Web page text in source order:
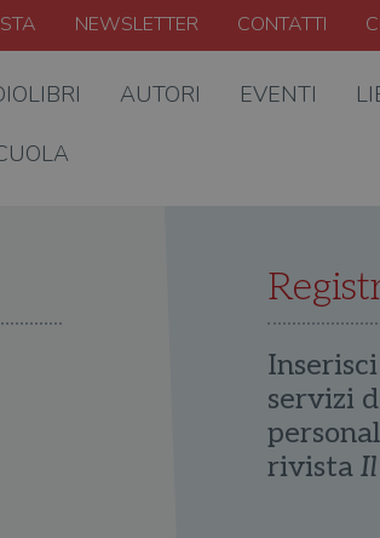
NEWSLETTER CONTATTI
AUTORI EVENTI
servizi
rivista